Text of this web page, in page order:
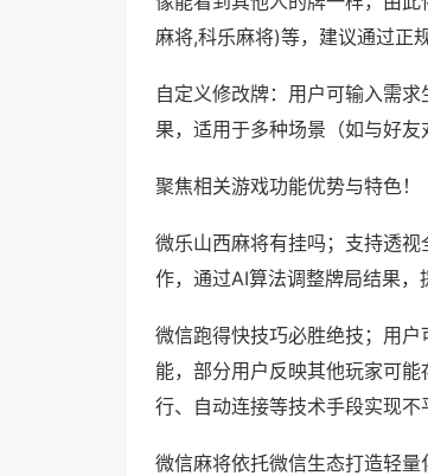
麻将,科乐麻将)等，建议通过正
自定义修改牌：用户可输入需
果，适用于多种场景（如与好友
聚焦相关游戏功能优势与特色！
微乐山西麻将有挂吗；支持透
作，通过AI算法调整牌局结果，
微信跑得快技巧必胜绝技；用户
能，部分用户反映其他玩家可能
行、自动连接等技术手段实现不
微信麻将依托微信生态打造轻